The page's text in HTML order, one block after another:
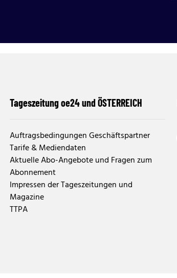
Tageszeitung oe24 und ÖSTERREICH
Auftragsbedingungen Geschäftspartner
Tarife & Mediendaten
Aktuelle Abo-Angebote und Fragen zum
Abonnement
Impressen der Tageszeitungen und
Magazine
TTPA